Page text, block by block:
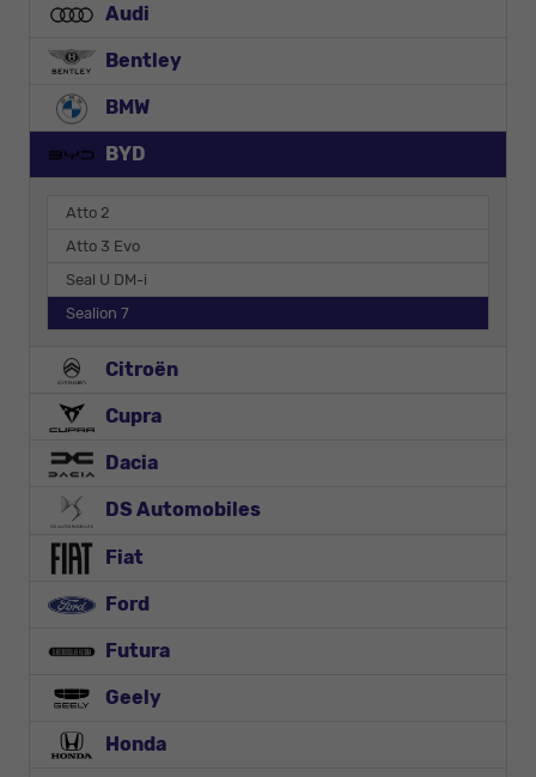
Audi
Bentley
BMW
BYD
Atto 2
Atto 3 Evo
Seal U DM-i
Sealion 7
Citroën
Cupra
Dacia
DS Automobiles
Fiat
Ford
Futura
Geely
Honda